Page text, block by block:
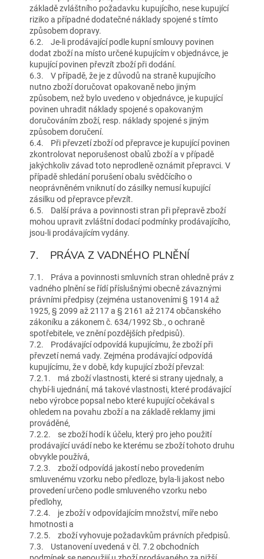
základě zvláštního požadavku kupujícího, nese kupující
riziko a případné dodatečné náklady spojené s tímto
způsobem dopravy.
6.2. Je-li prodávající podle kupní smlouvy povinen
dodat zboží na místo určené kupujícím v objednávce, je
kupující povinen převzít zboží při dodání.
6.3. V případě, že je z důvodů na straně kupujícího
nutno zboží doručovat opakovaně nebo jiným
způsobem, než bylo uvedeno v objednávce, je kupující
povinen uhradit náklady spojené s opakovaným
doručováním zboží, resp. náklady spojené s jiným
způsobem doručení.
6.4. Při převzetí zboží od přepravce je kupující povinen
zkontrolovat neporušenost obalů zboží a v případě
jakýchkoliv závad toto neprodleně oznámit přepravci. V
případě shledání porušení obalu svědčícího o
neoprávněném vniknutí do zásilky nemusí kupující
zásilku od přepravce převzít.
6.5. Další práva a povinnosti stran při přepravě zboží
mohou upravit zvláštní dodací podmínky prodávajícího,
jsou-li prodávajícím vydány.
7. PRÁVA Z VADNÉHO PLNĚNÍ
7.1. Práva a povinnosti smluvních stran ohledně práv z
vadného plnění se řídí příslušnými obecně závaznými
právními předpisy (zejména ustanoveními § 1914 až
1925, § 2099 až 2117 a § 2161 až 2174 občanského
zákoníku a zákonem č. 634/1992 Sb., o ochraně
spotřebitele, ve znění pozdějších předpisů).
7.2. Prodávající odpovídá kupujícímu, že zboží při
převzetí nemá vady. Zejména prodávající odpovídá
kupujícímu, že v době, kdy kupující zboží převzal:
7.2.1. má zboží vlastnosti, které si strany ujednaly, a
chybí-li ujednání, má takové vlastnosti, které prodávající
nebo výrobce popsal nebo které kupující očekával s
ohledem na povahu zboží a na základě reklamy jimi
prováděné,
7.2.2. se zboží hodí k účelu, který pro jeho použití
prodávající uvádí nebo ke kterému se zboží tohoto druhu
obvykle používá,
7.2.3. zboží odpovídá jakostí nebo provedením
smluvenému vzorku nebo předloze, byla-li jakost nebo
provedení určeno podle smluveného vzorku nebo
předlohy,
7.2.4. je zboží v odpovídajícím množství, míře nebo
hmotnosti a
7.2.5. zboží vyhovuje požadavkům právních předpisů.
7.3. Ustanovení uvedená v čl. 7.2 obchodních